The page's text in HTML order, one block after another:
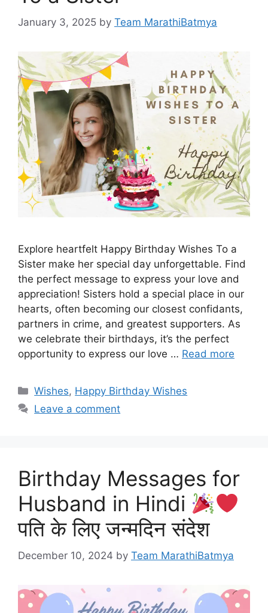
January 3, 2025 by Team MarathiBatmya
Explore heartfelt Happy Birthday Wishes To a
Sister make her special day unforgettable. Find
the perfect message to express your love and
appreciation! Sisters hold a special place in our
hearts, often becoming our closest confidants,
partners in crime, and greatest supporters. As
we celebrate their birthdays, it’s the perfect
opportunity to express our love … Read more
Categories
Wishes, Happy Birthday Wishes
Leave a comment
Birthday Messages for
Husband in Hindi
पति के लिए जन्मदिन संदेश
December 10, 2024 by Team MarathiBatmya